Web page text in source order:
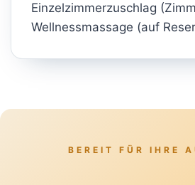
Einzelzimmerzuschlag
Wellnessmassage (auf
BEREIT FÜR IHRE